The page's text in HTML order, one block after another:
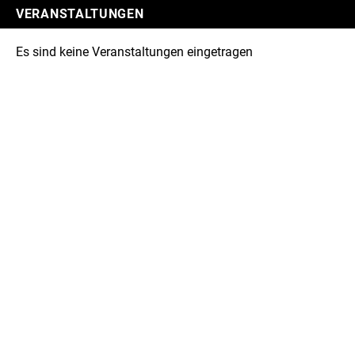
VERANSTALTUNGEN
Es sind keine Veranstaltungen eingetragen